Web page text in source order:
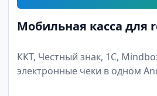
Мобильная касса для
ККТ, Честный знак, 1С,
электронные чеки в одном